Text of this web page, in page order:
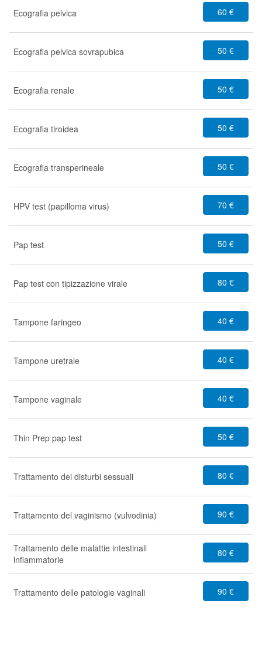
Ecografia pelvica 60 €
Ecografia pelvica sovrapubica 50 €
Ecografia renale 50 €
Ecografia tiroidea 50 €
Ecografia transperineale 50 €
HPV test (papilloma virus) 70 €
Pap test 50 €
Pap test con tipizzazione virale 80 €
Tampone faringeo 40 €
Tampone uretrale 40 €
Tampone vaginale 40 €
Thin Prep pap test 50 €
Trattamento dei disturbi sessuali 80 €
Trattamento del vaginismo (vulvodinia) 90 €
Trattamento delle malattie intestinali
infiammatorie
80 €
Trattamento delle patologie vaginali 90 €